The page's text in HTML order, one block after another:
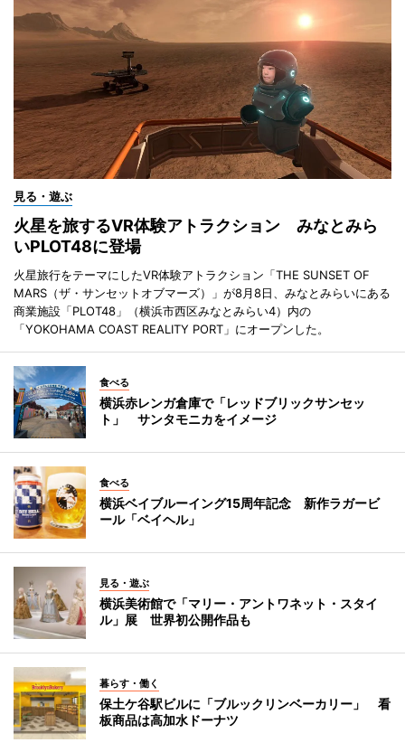
見る・遊ぶ
火星を旅するVR体験アトラクション みなとみら
いPLOT48に登場
火星旅行をテーマにしたVR体験アトラクション「THE SUNSET OF
MARS（ザ・サンセットオブマーズ）」が8月8日、みなとみらいにある
商業施設「PLOT48」（横浜市西区みなとみらい4）内の
「YOKOHAMA COAST REALITY PORT」にオープンした。
食べる
横浜赤レンガ倉庫で「レッドブリックサンセッ
ト」 サンタモニカをイメージ
食べる
横浜ベイブルーイング15周年記念 新作ラガービ
ール「ベイヘル」
見る・遊ぶ
横浜美術館で「マリー・アントワネット・スタイ
ル」展 世界初公開作品も
暮らす・働く
保土ケ谷駅ビルに「ブルックリンベーカリー」 看
板商品は高加水ドーナツ